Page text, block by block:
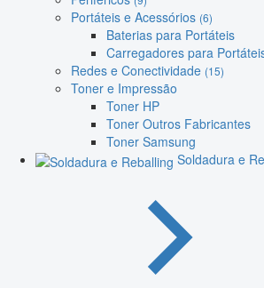
Portáteis e Acessórios (6)
Baterias para Portáteis
Carregadores para
Redes e Conectividade (15)
Toner e Impressão
Toner HP
Toner Outros Fabricantes
Toner Samsung
Soldadura e